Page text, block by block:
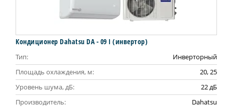
Кондиционер Dahatsu DA - 09 I (инвертор)
Тип:
Инверторный
Площадь охлаждения, м:
20, 25
Уровень шума, дБ:
22 дБ
Производитель:
Dahatsu